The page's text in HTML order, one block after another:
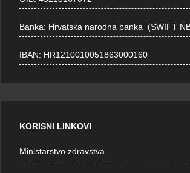
Banka: Hrvatska narodna banka (SWIFT
IBAN: HR1210010051863000160
KORISNI LINKOVI
Ministarstvo zdravstva